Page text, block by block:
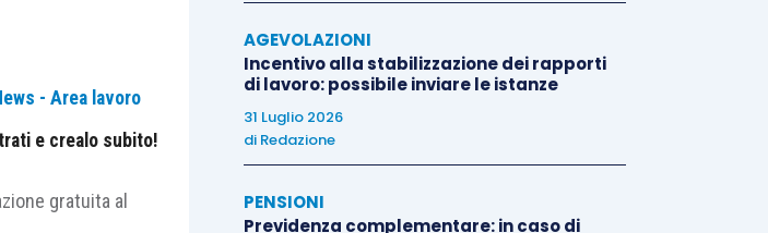
sale da 3.000 a
di consentire
1, comma 184, Legge
- Area lavoro
e crealo subito!
gratuita al
AGEVOLAZIONI
Incentivo alla stabilizzazione dei rapporti
di lavoro: possibile inviare le istanze
31 Luglio 2026
di Redazione
PENSIONI
Previdenza complementare: in caso di